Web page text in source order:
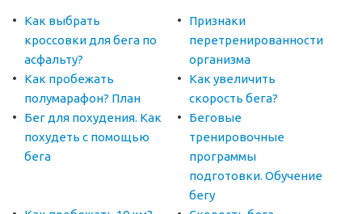
Как выбрать
кроссовки для бега по
асфальту?
Признаки
перетренированности
организма
Как пробежать
полумарафон? План
Как увеличить
скорость бега?
Бег для похудения. Как
похудеть с помощью
бега
Беговые
тренировочные
программы
подготовки. Обучение
бегу